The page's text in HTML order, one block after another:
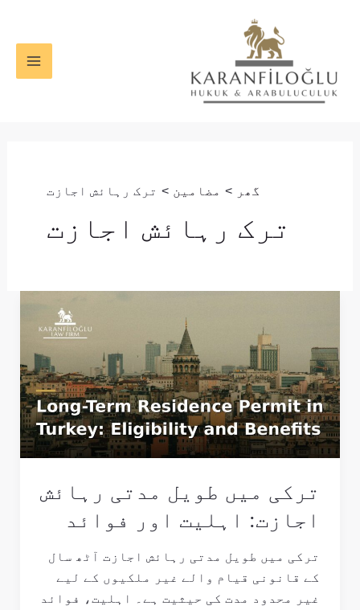
گھر مضامین ترک رہائش اجازت
ترک رہائش اجازت
ترکی میں طویل مدتی رہائش
اجازت: اہلیت اور فوائد
ترکی میں طویل مدتی رہائش اجازت آٹھ سال
کے قانونی قیام والے غیر ملکیوں کے لیے
غیر محدود مدت کی حیثیت ہے۔ اہلیت، فوائد
مدتی
رہائش
اجازت:
اہلیت
اور